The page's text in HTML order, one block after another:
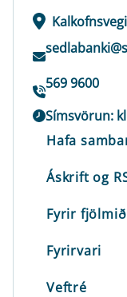
569 9600
Símsvörun:
Hafa
Áskrift og
Fyrir
Fyrirvari
Veftré